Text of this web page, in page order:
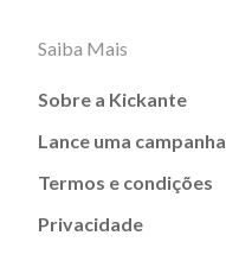
Saiba Mais
Sobre a Kickante
Lance uma campanha
Termos e condições
Privacidade